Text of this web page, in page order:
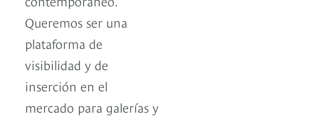
Queremos ser una
plataforma de
visibilidad y de
inserción en el
mercado para galerías y